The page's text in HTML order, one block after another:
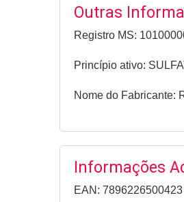
Outras
Registro MS:
Princípio ativo:
Nome do Fabricante:
Informações
EAN: 7896226500423